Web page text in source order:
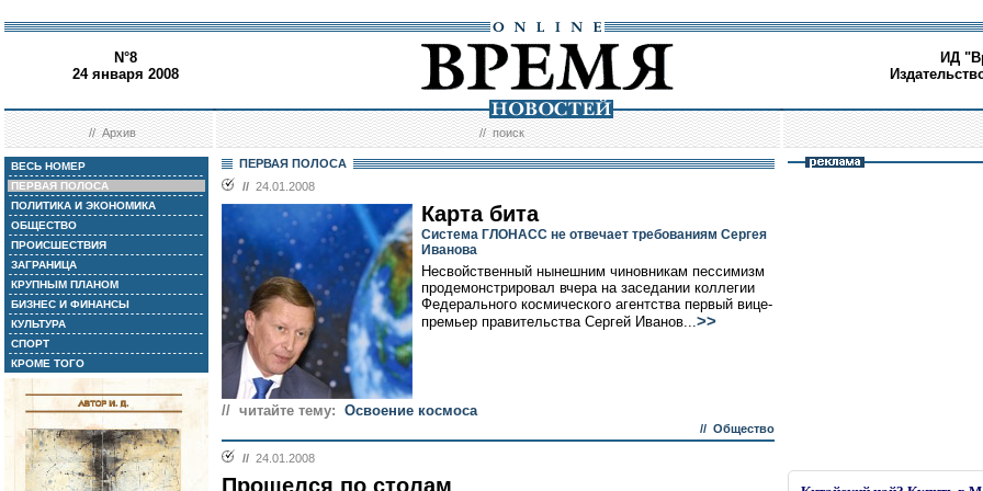
N°8
24 января 2008
ИД
//Архив //поиск
ВЕСЬ НОМЕР
ПЕРВАЯ ПОЛОСА
ПОЛИТИКА И ЭКОНОМИКА
ОБЩЕСТВО
ПРОИСШЕСТВИЯ
ЗАГРАНИЦА
КРУПНЫМ ПЛАНОМ
БИЗНЕС И ФИНАНСЫ
КУЛЬТУРА
СПОРТ
КРОМЕ ТОГО
ПЕРВАЯ ПОЛОСА
// 24.01.2008
Карта бита
Система ГЛОНАСС не отвечает требованиям Сергея
Иванова
Несвойственный нынешним чиновникам пессимизм
продемонстрировал вчера на заседании коллегии
Федерального космического агентства первый вице-
премьер правительства Сергей Иванов...>>
// читайте тему: Освоение космоса
// Общество
// 24.01.2008
Прошелся по столам